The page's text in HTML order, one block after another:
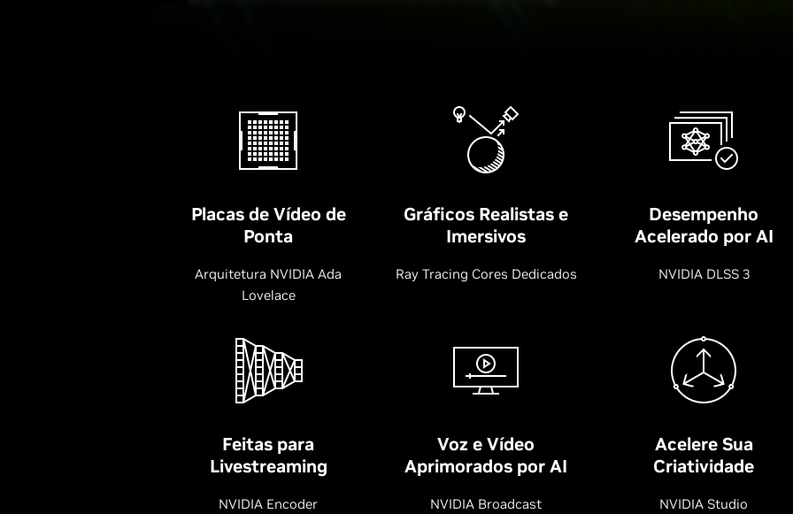
Placas de Vídeo de
Ponta
Arquitetura NVIDIA Ada
Lovelace
Gráficos Realistas e
Imersivos
Ray Tracing Cores Dedicados
Desempenho
Acelerado por AI
NVIDIA DLSS 3
Feitas para
Livestreaming
NVIDIA Encoder
Voz e Vídeo
Aprimorados por AI
NVIDIA Broadcast
Acelere Sua
Criatividade
NVIDIA Studio